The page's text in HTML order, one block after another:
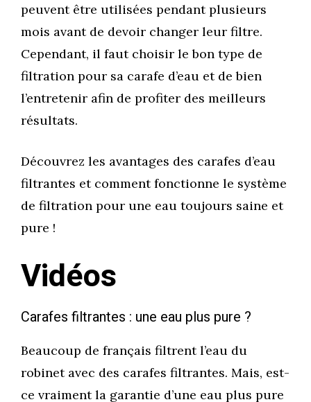
peuvent être utilisées pendant plusieurs
mois avant de devoir changer leur filtre.
Cependant, il faut choisir le bon type de
filtration pour sa carafe d’eau et de bien
l’entretenir afin de profiter des meilleurs
résultats.
Découvrez les avantages des carafes d’eau
filtrantes et comment fonctionne le système
de filtration pour une eau toujours saine et
pure !
Vidéos
Carafes filtrantes : une eau plus pure ?
Beaucoup de français filtrent l’eau du
robinet avec des carafes filtrantes. Mais, est-
ce vraiment la garantie d’une eau plus pure